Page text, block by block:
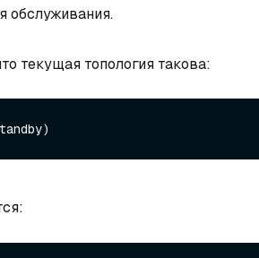
обслуживания.
текущая топология такова: